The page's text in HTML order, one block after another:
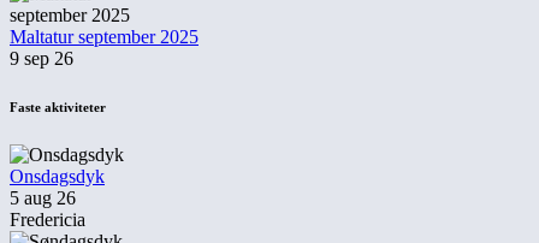
Maltatur september 2025
9 sep 26
Faste aktiviteter
Onsdagsdyk
5 aug 26
Fredericia